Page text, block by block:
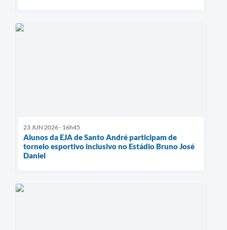
23 JUN 2026 - 16h45
Alunos da EJA de Santo André participam de
torneio esportivo inclusivo no Estádio Bruno José
Daniel